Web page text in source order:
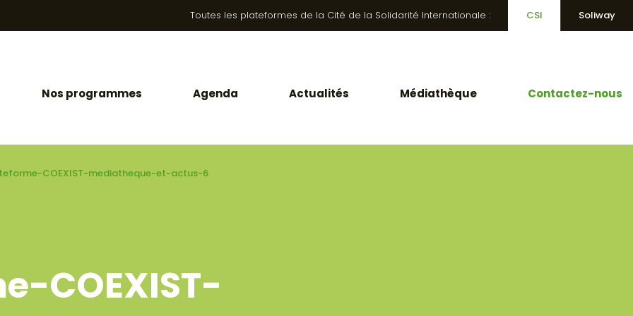
Toutes les plateformes de la Cité de la Solidarité Internationale : CSI Soliway
Nos programmes Agenda Actualités Médiathèque Contactez-nous
COEXIST-mediatheque-et-actus-6
COEXIST-